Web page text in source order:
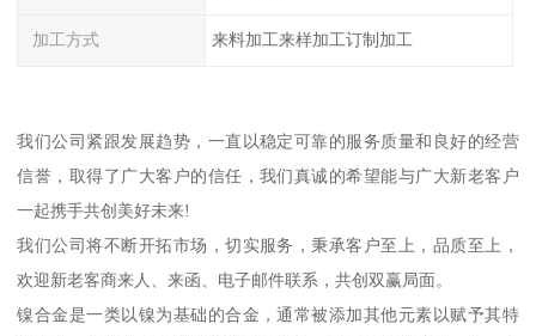
加工方式 来料加工来样加工订制加工
我们公司紧跟发展趋势，一直以稳定可靠的服务质量和良好的经营
信誉，取得了广大客户的信任，我们真诚的希望能与广大新老客户
一起携手共创美好未来!
我们公司将不断开拓市场，切实服务，秉承客户至上，品质至上，
欢迎新老客商来人、来函、电子邮件联系，共创双赢局面。
镍合金是一类以镍为基础的合金，通常被添加其他元素以赋予其特